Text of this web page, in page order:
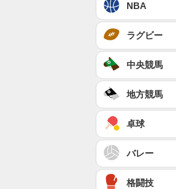
NBA
ラグビー
中央競馬
地方競馬
卓球
バレー
格闘技